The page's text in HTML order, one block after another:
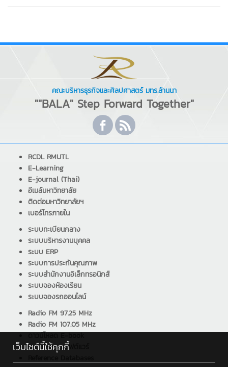
คณะบริหารธุรกิจและศิลปศาสตร์ มทร.ล้านนา
""BALA" Step Forward Together"
RCDL RMUTL
E-Learning
E-journal (Thai)
อีเมล์มหาวิทยาลัย
ติดต่อมหาวิทยาลัยฯ
เบอร์โทรภายใน
ระบบทะเบียนกลาง
ระบบบริหารงานบุคคล
ระบบ ERP
ระบบการประกันคุณภาพ
ระบบสำนักงานอิเล็กทรอนิกส์
ระบบจองห้องเรียน
ระบบจองรถออนไลน์
Radio FM 97.25 MHz
Radio FM 107.05 MHz
ดาวน์โหลด E-book
ดาวน์โหลด ซอฟต์แวร์
เว็บไซต์นี้ใช้คุกกี้